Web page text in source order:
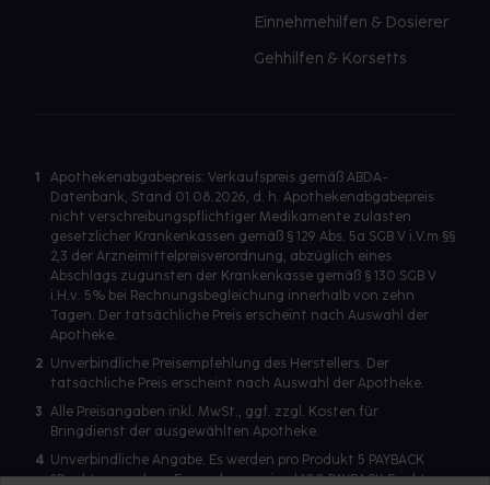
Einnehmehilfen & Dosierer
Gehhilfen & Korsetts
1
Apothekenabgabepreis: Verkaufspreis gemäß ABDA-
Datenbank, Stand 01.08.2026, d. h. Apothekenabgabepreis
nicht verschreibungspflichtiger Medikamente zulasten
gesetzlicher Krankenkassen gemäß § 129 Abs. 5a SGB V i.V.m §§
2,3 der Arzneimittelpreisverordnung, abzüglich eines
Abschlags zugunsten der Krankenkasse gemäß § 130 SGB V
i.H.v. 5% bei Rechnungsbegleichung innerhalb von zehn
Tagen. Der tatsächliche Preis erscheint nach Auswahl der
Apotheke.
2 Unverbindliche Preisempfehlung des Herstellers. Der
tatsächliche Preis erscheint nach Auswahl der Apotheke.
3 Alle Preisangaben inkl. MwSt., ggf. zzgl. Kosten für
Bringdienst der ausgewählten Apotheke.
4 Unverbindliche Angabe. Es werden pro Produkt 5 PAYBACK
°Punkte vergeben. Es werden maximal 100 PAYBACK Punkte